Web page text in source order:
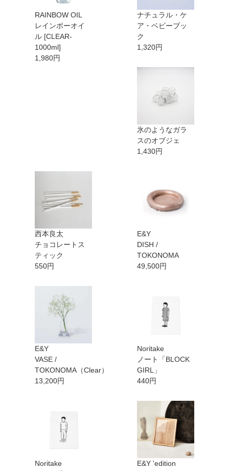
RAINBOW OIL
レインボーオイ
ル [CLEAR-
1000ml]
1,980円
ナチュラル・ケ
ア・ベビーブッ
ク
1,320円
氷のようなガラ
スのオブジェ
1,430円
西本良太
チョコレートス
ティック
550円
E&Y
DISH /
TOKONOMA
49,500円
E&Y
VASE /
TOKONOMA（Clear）
13,200円
Noritake
ノート「BLOCK
GIRL」
440円
Noritake
E&Y 'edition